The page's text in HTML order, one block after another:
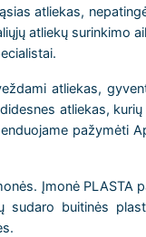
atliekas,
atliekų surinkimo
atliekas,
atliekas,
pažymėti
Įmonė PLASTA
buitinės